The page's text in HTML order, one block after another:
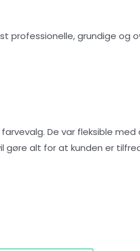
grundige og
De var fleksible
alt for at kunden er